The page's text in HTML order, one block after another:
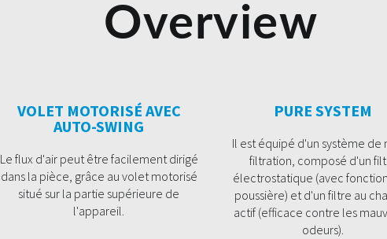
Overview
VOLET MOTORISÉ AVEC
AUTO-SWING
Le flux d'air peut être facilement dirigé
dans la pièce, grâce au volet motorisé
situé sur la partie supérieure de
l'appareil.
PURE SYSTEM
Il est équipé d'un système de
filtration, composé d'un
électrostatique (avec
poussière) et d'un filtre au
actif (efficace contre les
odeurs).